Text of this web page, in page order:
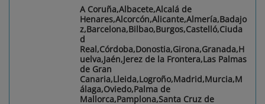
A Coruña,Albacete,Alcalá de
Henares,Alcorcón,Alicante,Almería,Badajo
z,Barcelona,Bilbao,Burgos,Castelló,Ciuda
d
Real,Córdoba,Donostia,Girona,Granada,H
uelva,Jaén,Jerez de la Frontera,Las Palmas
de Gran
Canaria,Lleida,Logroño,Madrid,Murcia,M
álaga,Oviedo,Palma de
Mallorca,Pamplona,Santa Cruz de